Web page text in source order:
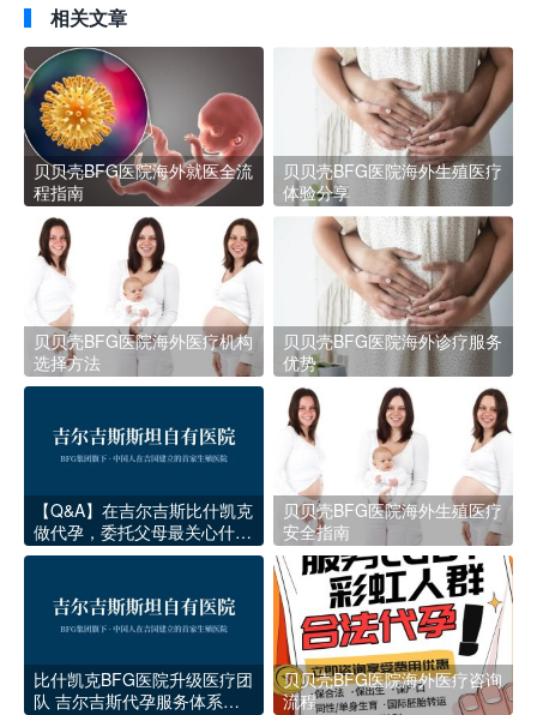
相关文章
贝贝壳BFG医院海外就医全流
程指南
贝贝壳BFG医院海外生殖医疗
体验分享
贝贝壳BFG医院海外医疗机构
选择方法
贝贝壳BFG医院海外诊疗服务
优势
【Q&A】在吉尔吉斯比什凯克
做代孕，委托父母最关心什么
问题？
贝贝壳BFG医院海外生殖医疗
安全指南
比什凯克BFG医院升级医疗团
队 吉尔吉斯代孕服务体系再
贝贝壳BFG医院海外医疗咨询
流程